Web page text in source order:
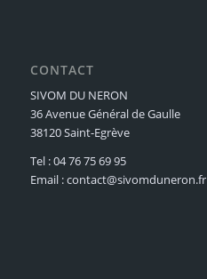
CONTACT
SIVOM DU NERON
36 Avenue Général de Gaulle
38120 Saint-Egrève
Tel : 04 76 75 69 95
Email : contact@sivomduneron.fr